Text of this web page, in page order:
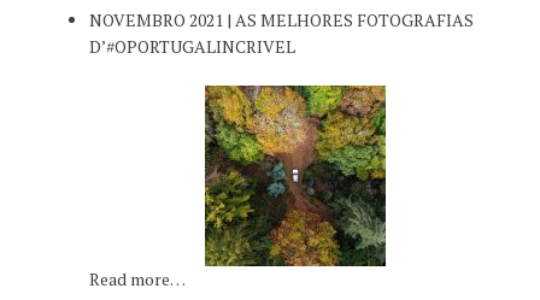
NOVEMBRO 2021 | AS MELHORES FOTOGRAFIAS
D’#OPORTUGALINCRIVEL
Read more…